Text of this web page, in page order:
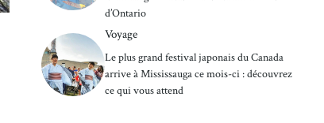
d’Ontario
Voyage
Le plus grand festival japonais du Canada
arrive à Mississauga ce mois-ci : découvrez
ce qui vous attend